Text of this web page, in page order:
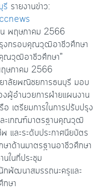
รี รายงานข่าว:
พฤษภาคม 2566
รุงกรอบคุณวุฒิอาชีวศึกษา
ณวุฒิอาชีวศึกษา”
ษภาคม 2566
าลัยพณิชยการธนบุรี มอบ
ผู้อำนวยการฝ่ายแผนงาน
อ เตรียมการในการปรับปรุง
ะเกณฑ์มาตรฐานคุณวุฒิ
และระดับประกาศนียบัตร
าด้านมาตรฐานอาชีวศึกษา
นในที่ประชุม
พัฒนาสมรรถนะครูและ
กษา